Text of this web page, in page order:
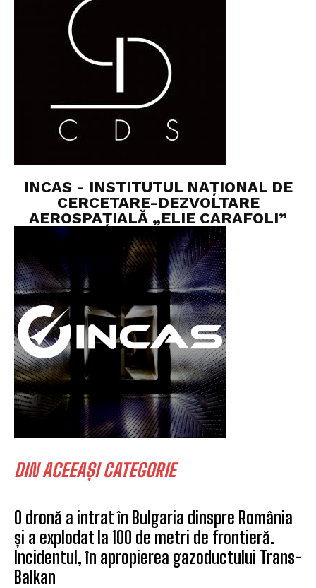
INCAS - INSTITUTUL NAȚIONAL DE
CERCETARE-DEZVOLTARE
AEROSPAȚIALĂ „ELIE CARAFOLI”
DIN ACEEAȘI CATEGORIE
O dronă a intrat în Bulgaria dinspre România
și a explodat la 100 de metri de frontieră.
Incidentul, în apropierea gazoductului Trans-
Balkan